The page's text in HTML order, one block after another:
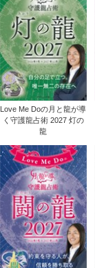
Love Me Doの月と龍が導
く守護龍占術 2027 灯の
龍